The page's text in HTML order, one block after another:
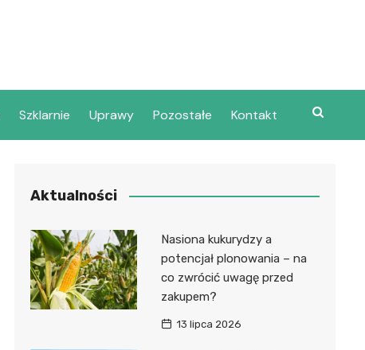
Szklarnie Uprawy Pozostałe Kontakt
Aktualności
Nasiona kukurydzy a
potencjał plonowania – na
co zwrócić uwagę przed
zakupem?
13 lipca 2026